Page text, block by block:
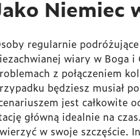
Niemiec
regularnie
wiary w Boga i
z połączeniem
będziesz musiał
jest całkowite
główną idealnie na
w swoje szczęście.